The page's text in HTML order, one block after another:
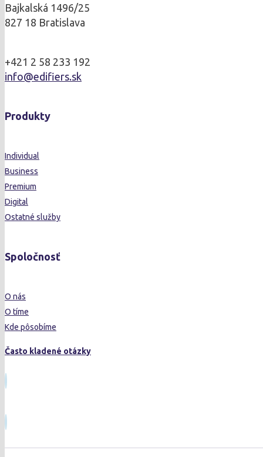
Bajkalská 1496/25
827 18 Bratislava
+421 2 58 233 192
info@edifiers.sk
Produkty
Individual
Business
Premium
Digital
Ostatné služby
Spoločnosť
O nás
O tíme
Kde pôsobíme
Často kladené otázky